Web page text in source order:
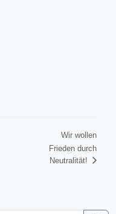
Wir wollen
Frieden durch
Neutralität!